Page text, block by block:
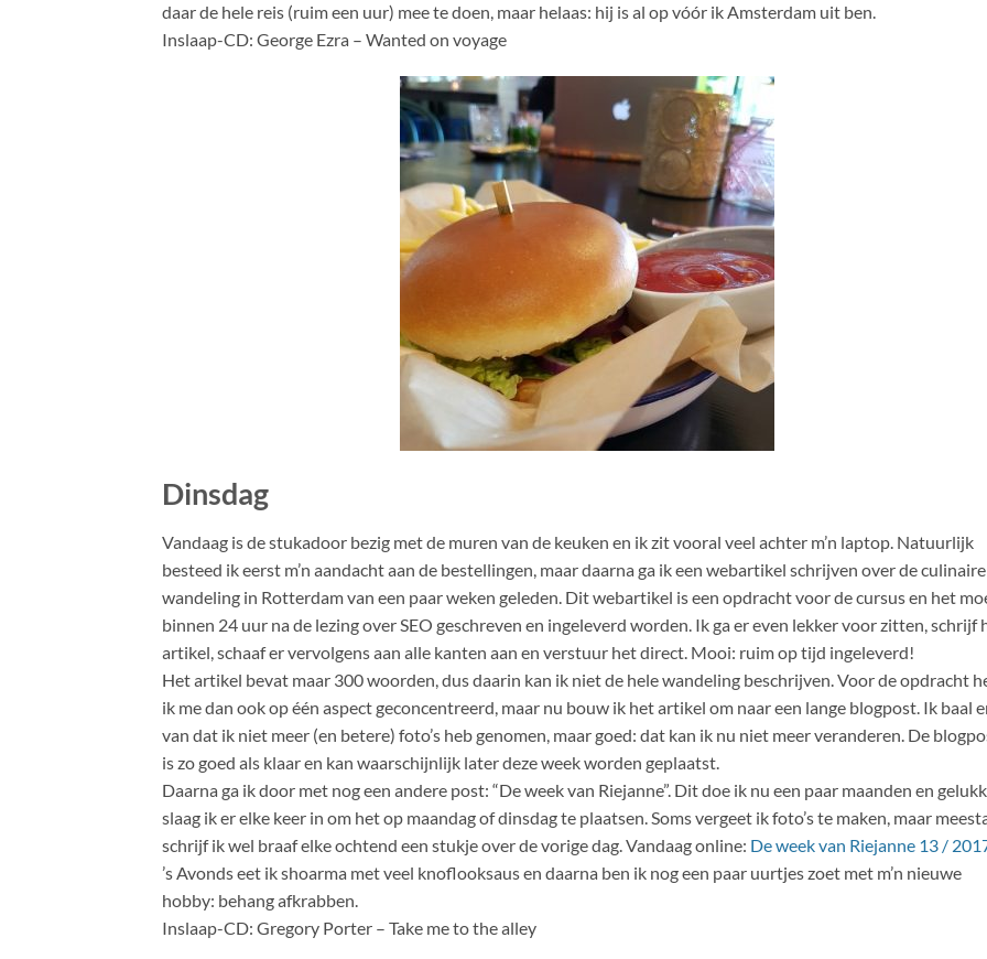
daar de hele reis (ruim een uur) mee te doen, maar helaas: hij is al op vóór ik Amsterdam uit ben.
Inslaap-CD: George Ezra – Wanted on voyage
Dinsdag
Vandaag is de stukadoor bezig met de muren van de keuken en ik zit vooral veel achter m’n laptop. Natuurlijk
besteed ik eerst m’n aandacht aan de bestellingen, maar daarna ga ik een webartikel schrijven over de culinaire
wandeling in Rotterdam van een paar weken geleden. Dit webartikel is een opdracht voor de cursus en het
binnen 24 uur na de lezing over SEO geschreven en ingeleverd worden. Ik ga er even lekker voor zitten, schrijf
artikel, schaaf er vervolgens aan alle kanten aan en verstuur het direct. Mooi: ruim op tijd ingeleverd!
Het artikel bevat maar 300 woorden, dus daarin kan ik niet de hele wandeling beschrijven. Voor de opdracht
ik me dan ook op één aspect geconcentreerd, maar nu bouw ik het artikel om naar een lange blogpost. Ik baal
van dat ik niet meer (en betere) foto’s heb genomen, maar goed: dat kan ik nu niet meer veranderen. De
is zo goed als klaar en kan waarschijnlijk later deze week worden geplaatst.
Daarna ga ik door met nog een andere post: “De week van Riejanne”. Dit doe ik nu een paar maanden en
slaag ik er elke keer in om het op maandag of dinsdag te plaatsen. Soms vergeet ik foto’s te maken, maar
schrijf ik wel braaf elke ochtend een stukje over de vorige dag. Vandaag online: De week van Riejanne 13 /
’s Avonds eet ik shoarma met veel knoflooksaus en daarna ben ik nog een paar uurtjes zoet met m’n nieuwe
hobby: behang afkrabben.
Inslaap-CD: Gregory Porter – Take me to the alley